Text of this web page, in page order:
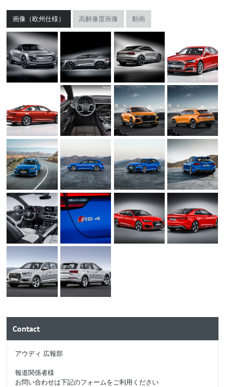
画像（欧州仕様） 高解像度画像 動画
Contact
アウディ 広報部
報道関係者様
お問い合わせは下記のフォームをご利用ください